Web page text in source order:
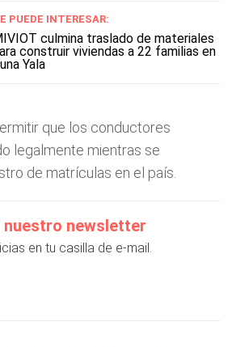
PUEDE INTERESAR:
culmina traslado de materiales
construir viviendas a 22 familias en
Yala
que los conductores
legalmente mientras se
de matrículas en el país.
nuestro newsletter
en tu casilla de e-mail.